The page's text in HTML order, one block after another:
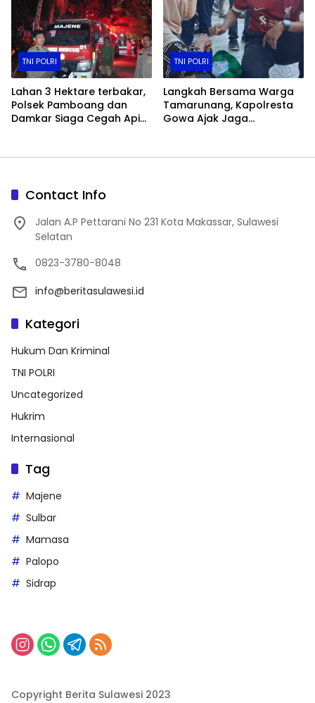
TNI POLRI
Lahan 3 Hektare terbakar,
Polsek Pamboang dan
Damkar Siaga Cegah Api
TNI POLRI
Langkah Bersama Warga
Tamarunang, Kapolresta
Gowa Ajak Jaga
Contact Info
Jalan A.P Pettarani No 231 Kota Makassar, Sulawesi
Selatan
0823-3780-8048
info@beritasulawesi.id
Kategori
Hukum Dan Kriminal
TNI POLRI
Uncategorized
Hukrim
Internasional
Tag
Majene
Sulbar
Mamasa
Palopo
Sidrap
Copyright Berita Sulawesi 2023